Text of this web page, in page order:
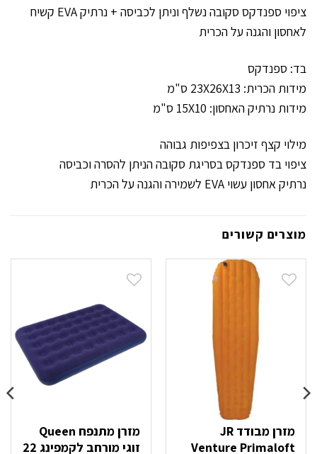
ציפוי ספנדקס סקובה נשלף וניתן לכביסה + נרתיק EVA קשיח
לאחסון והגנה על הכרית
בד: ספנדקס
מידות הכרית: 23X26X13 ס"מ
מידות נרתיק האחסון: 15X10 ס"מ
מילוי קצף זיכרון בצפיפות גבוהה
ציפוי בד ספנדקס בסריגת סקובה הניתן להסרה וכביסה
נרתיק אחסון עשוי EVA לשמירה והגנה על הכרית
מוצרים קשורים
מזרן מבודד JR
Venture Primaloft
מזרן מתנפח Queen
זוגי מורחב לקמפינג 22